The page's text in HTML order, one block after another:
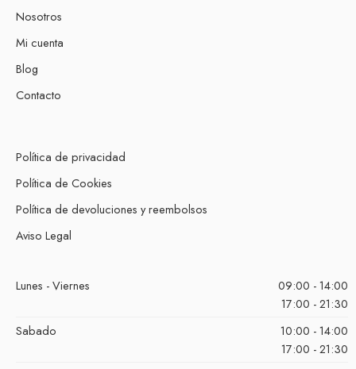
Nosotros
Mi cuenta
Blog
Contacto
Política de privacidad
Política de Cookies
Política de devoluciones y reembolsos
Aviso Legal
Lunes - Viernes
09:00 - 14:00
17:00 - 21:30
Sabado
10:00 - 14:00
17:00 - 21:30